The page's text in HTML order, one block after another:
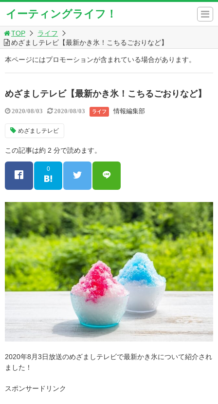
イーティングライフ！
TOP
ライフ
めざましテレビ【最新かき氷！こちるごおりなど】
本ページにはプロモーションが含まれている場合があります。
めざましテレビ【最新かき氷！こちるごおりなど】
2020/08/03 2020/08/03 ライフ 情報編集部
めざましテレビ
この記事は約 2 分で読めます。
0
2020年8月3日放送のめざましテレビで最新かき氷について紹介され
ました！
スポンサードリンク